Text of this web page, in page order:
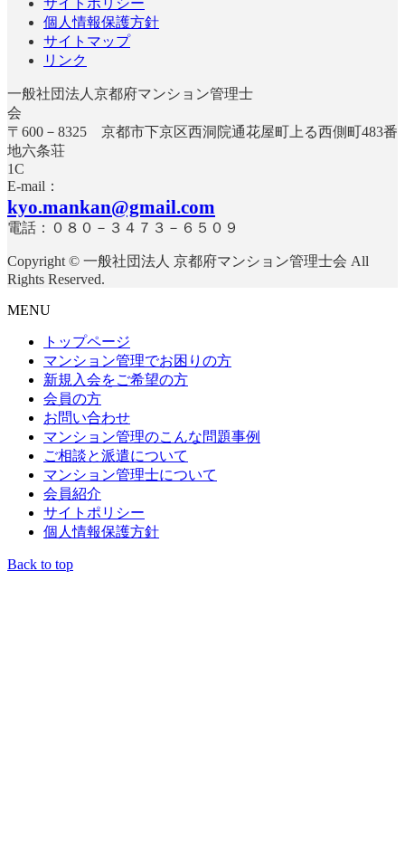
個人情報保護方針
サイトマップ
リンク
一般社団法人京都府マンション管理士
〒600－8325 京都市下京区西洞院通花屋町上る西側町483番
地六条荘
E-mail：
kyo.mankan@gmail.com
電話：０８０－３４７３－６５０９
Copyright © 一般社団法人 京都府マンション管理士会 All
Rights Reserved.
MENU
トップページ
マンション管理でお困りの方
新規入会をご希望の方
会員の方
お問い合わせ
マンション管理のこんな問題事例
ご相談と派遣について
マンション管理士について
会員紹介
サイトポリシー
個人情報保護方針
Back to top